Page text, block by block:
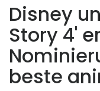
Disney
Story 4'
beste